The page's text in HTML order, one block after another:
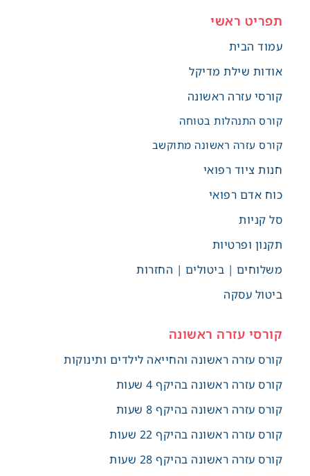
תפריט ראשי
עמוד הבית
אודות שילת מדיקל
קורסי עזרה ראשונה
קורס התנהלות בטוחה
קורס עזרה ראשונה מתוקשב
חנות ציוד רפואי
כוח אדם רפואי
סל קניות
תקנון ופרטיות
משלוחים | ביטולים | החזרות
ביטול עסקה
קורסי עזרה ראשונה
קורס עזרה ראשונה והחייאה לילדים ותינוקות
קורס עזרה ראשונה בהיקף 4 שעות
קורס עזרה ראשונה בהיקף 8 שעות
קורס עזרה ראשונה בהיקף 22 שעות
קורס עזרה ראשונה בהיקף 28 שעות